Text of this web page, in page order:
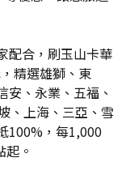
配合，刷玉山卡華
精選雄獅、東
安、永業、五福、
、上海、三亞、雪
100%，每1,000
。